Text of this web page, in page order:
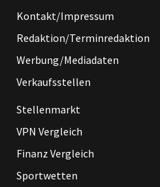
Kontakt/Impressum
Redaktion/Terminredaktion
Werbung/Mediadaten
Verkaufsstellen
Stellenmarkt
VPN Vergleich
Finanz Vergleich
Sportwetten